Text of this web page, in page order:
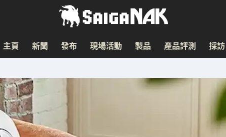
主頁 新聞 發布 現場活動 製品 產品評測 採訪